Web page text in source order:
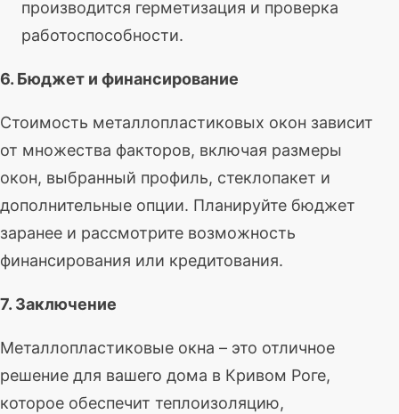
производится герметизация и проверка
работоспособности.
6. Бюджет и финансирование
Стоимость металлопластиковых окон зависит
от множества факторов, включая размеры
окон, выбранный профиль, стеклопакет и
дополнительные опции. Планируйте бюджет
заранее и рассмотрите возможность
финансирования или кредитования.
7. Заключение
Металлопластиковые окна – это отличное
решение для вашего дома в Кривом Роге,
которое обеспечит теплоизоляцию,